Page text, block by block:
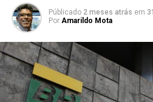
Públicado 2 meses atrás em
Por Amarildo Mota